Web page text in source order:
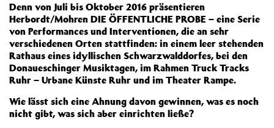
Denn von Juli bis Oktober 2016 präsentieren
Herbordt/Mohren DIE ÖFFENTLICHE PROBE – eine Serie
von Performances und Interventionen, die an sehr
verschiedenen Orten stattfinden: in einem leer stehenden
Rathaus eines idyllischen Schwarzwalddorfes, bei den
Donaueschinger Musiktagen, im Rahmen Truck Tracks
Ruhr – Urbane Künste Ruhr und im Theater Rampe.
Wie lässt sich eine Ahnung davon gewinnen, was es noch
nicht gibt, was sich aber einrichten ließe?